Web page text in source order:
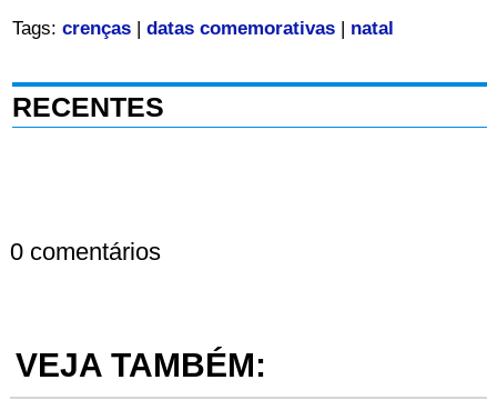
Tags: crenças| datas comemorativas| natal
RECENTES
0 comentários
VEJA TAMBÉM: